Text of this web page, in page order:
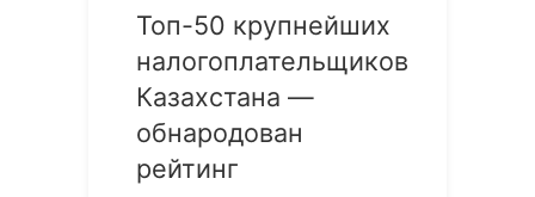
Топ-50 крупнейших
налогоплательщиков
Казахстана —
обнародован
рейтинг